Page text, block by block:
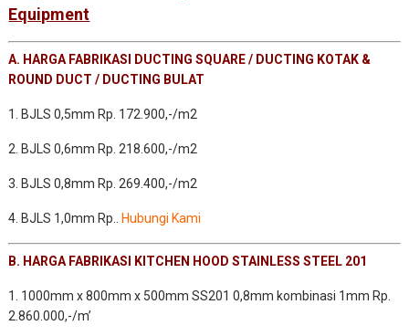
Equipment
A. HARGA FABRIKASI DUCTING SQUARE / DUCTING KOTAK &
ROUND DUCT / DUCTING BULAT
1. BJLS 0,5mm Rp. 172.900,-/m2
2. BJLS 0,6mm Rp. 218.600,-/m2
3. BJLS 0,8mm Rp. 269.400,-/m2
4. BJLS 1,0mm Rp..Hubungi Kami
B. HARGA FABRIKASI KITCHEN HOOD STAINLESS STEEL 201
1. 1000mm x 800mm x 500mm SS201 0,8mm kombinasi 1mm Rp.
2.860.000,-/m’